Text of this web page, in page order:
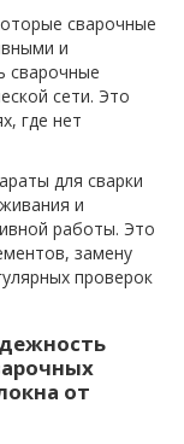
сварочные
и
сварочные
сети. Это
где нет
для сварки
и
работы. Это
замену
проверок
от